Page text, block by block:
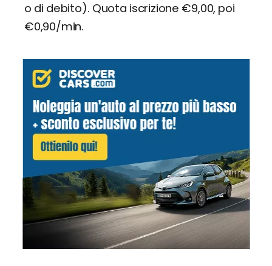
o di debito). Quota iscrizione €9,00, poi
€0,90/min.